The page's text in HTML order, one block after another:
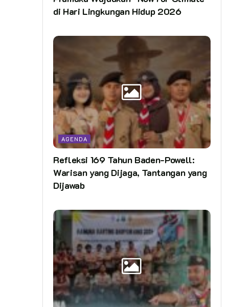
di Hari Lingkungan Hidup 2026
AGENDA
Refleksi 169 Tahun Baden-Powell:
Warisan yang Dijaga, Tantangan yang
Dijawab